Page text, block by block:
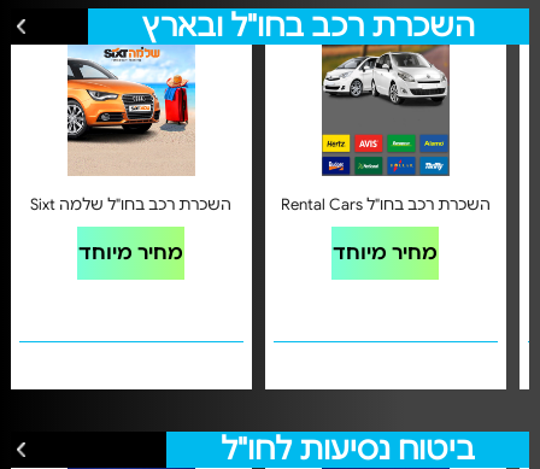
השכרת רכב בחו"ל ובארץ
לכל הצעות השכרת רכב בחו"ל ובארץ
השכרת רכב בחו"ל שלמה Sixt
מחיר מיוחד
השכרת רכב בחו"ל Rental Cars
מחיר מיוחד
ביטוח נסיעות לחו"ללכל הצעות ביטוח נסיעות לחו"ל